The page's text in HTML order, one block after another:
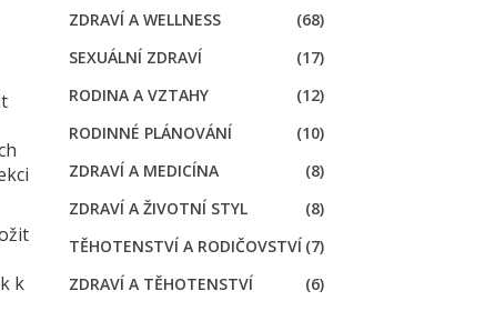
k
ZDRAVÍ A WELLNESS
(68)
SEXUÁLNÍ ZDRAVÍ
(17)
RODINA A VZTAHY
(12)
RODINNÉ PLÁNOVÁNÍ
(10)
ZDRAVÍ A MEDICÍNA
(8)
ZDRAVÍ A ŽIVOTNÍ STYL
(8)
TĚHOTENSTVÍ A RODIČOVSTVÍ (7)
ZDRAVÍ A TĚHOTENSTVÍ
(6)